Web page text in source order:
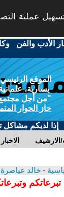
عملية
الأدب والفن -
الموقع
يسارية،
"من أجل مجتمع
حاز الحوار
إذا لديكم مشاكل
الاخبار
- خالد عياصرة
تبرعاتكم